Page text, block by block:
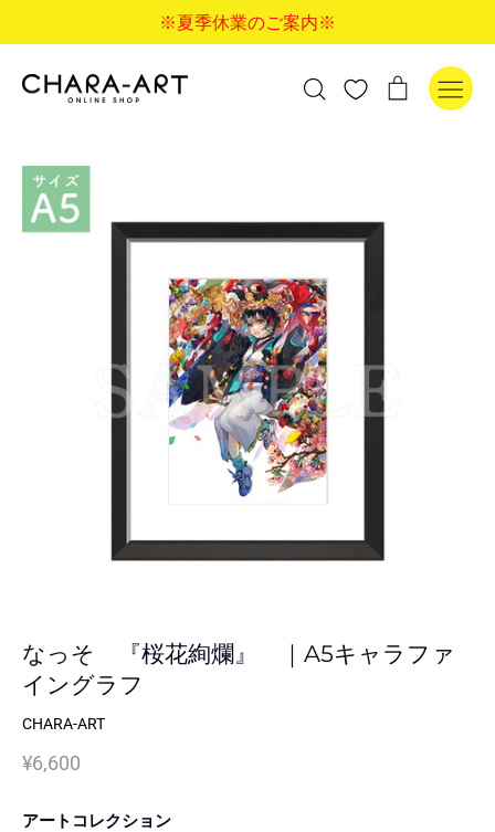
※夏季休業のご案内※
検索
なっそ 『桜花絢爛』 ｜A5キャラファ
イングラフ
CHARA-ART
¥6,600
アートコレクション